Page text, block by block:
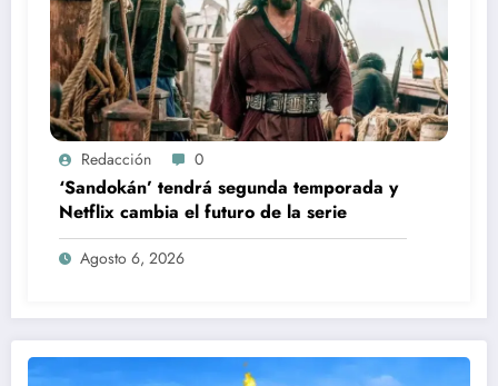
Redacción 0
‘Sandokán’ tendrá segunda temporada y
Netflix cambia el futuro de la serie
Agosto 6, 2026